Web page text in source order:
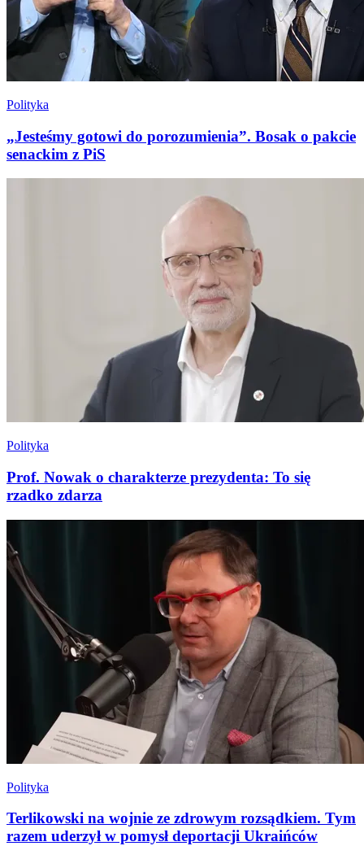
Polityka
„Jesteśmy gotowi do porozumienia”. Bosak o pakcie
senackim z PiS
Polityka
Prof. Nowak o charakterze prezydenta: To się
rzadko zdarza
Polityka
Terlikowski na wojnie ze zdrowym rozsądkiem. Tym
razem uderzył w pomysł deportacji Ukraińców